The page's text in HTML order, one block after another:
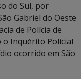
do Sul, por
Gabriel do Oeste
de Polícia de
o Inquérito Policial
ocorrido em São